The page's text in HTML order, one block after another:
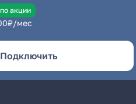
акции
₽/мес
Подключить